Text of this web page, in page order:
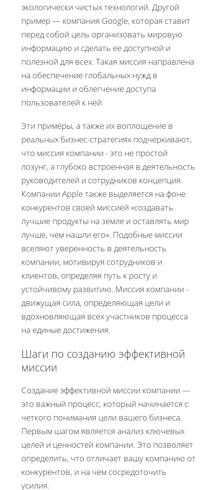
экологически чистых технологий. Другой
пример — компания Google, которая ставит
перед собой цель организовать мировую
информацию и сделать ее доступной и
полезной для всех. Такая миссия направлена
на обеспечение глобальных нужд в
информации и облегчение доступа
пользователей к ней.
Эти примеры, а также их воплощение в
реальных бизнес-стратегиях подчеркивают,
что миссия компании - это не простой
лозунг, а глубоко встроенная в деятельность
руководителей и сотрудников концепция.
Компании Apple также выделяется на фоне
конкурентов своей миссией «создавать
лучшие продукты на земле и оставлять мир
лучше, чем нашли его». Подобные миссии
вселяют уверенность в деятельность
компании, мотивируя сотрудников и
клиентов, определяя путь к росту и
устойчивому развитию. Миссия компании -
движущая сила, определяющая цели и
вдохновляющая всех участников процесса
на единые достижения.
Шаги по созданию эффективной
миссии
Создание эффективной миссии компании —
это важный процесс, который начинается с
четкого понимания цели вашего бизнеса.
Первым шагом является анализ ключевых
целей и ценностей компании. Это позволяет
определить, что отличает вашу компанию от
конкурентов, и на чем сосредоточить
усилия.